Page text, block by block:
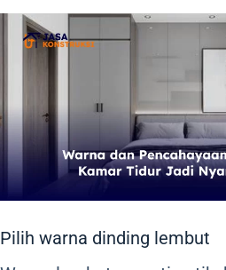
Pilih warna dinding lembut